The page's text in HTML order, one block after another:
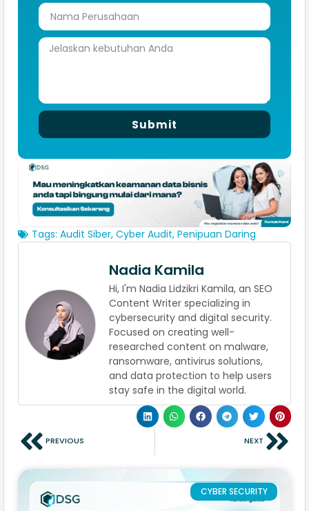
Submit
Tags: Audit Siber, Cyber Audit, Penipuan Daring
Nadia Kamila
Hi, I'm Nadia Lidzikri Kamila, an SEO
Content Writer specializing in
cybersecurity and digital security.
Focused on creating well-
researched content on malware,
ransomware, antivirus solutions,
and data protection to help users
stay safe in the digital world.
PREVIOUS NEXT
CYBER SECURITY